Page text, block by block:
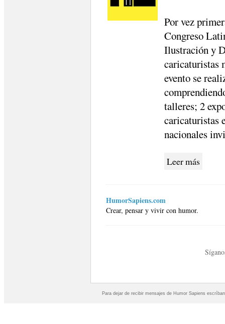
Por vez
Congreso
Ilustración y
caricaturistas
evento se
talleres; 2
caricaturistas
nacionales
Leer más
HumorSapiens.com
Crear, pensar y vivir con humor.
Para dejar de recibir mensajes de Humor Sapiens